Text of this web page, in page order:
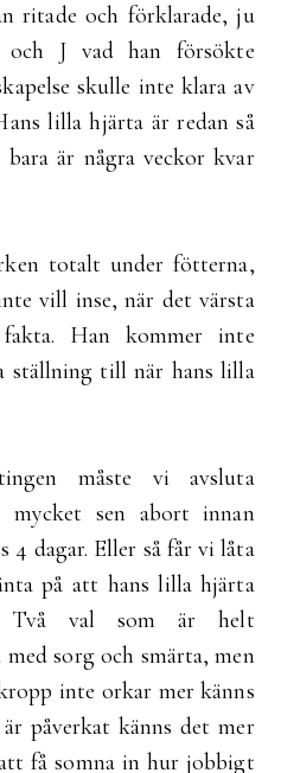
ritade och förklarade, ju
J vad han försökte
skulle inte klara av
lilla hjärta är redan så
är några veckor kvar
totalt under fötterna,
vill inse, när det värsta
Han kommer inte
ställning till när hans lilla
måste vi avsluta
mycket sen abort innan
4 dagar. Eller så får vi låta
på att hans lilla hjärta
Två val som är helt
sorg och smärta, men
inte orkar mer känns
påverkat känns det mer
få somna in hur jobbigt